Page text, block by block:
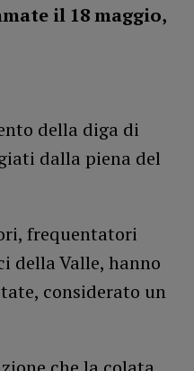
il 18 maggio,
della diga di
dalla piena del
frequentatori
della Valle, hanno
considerato un